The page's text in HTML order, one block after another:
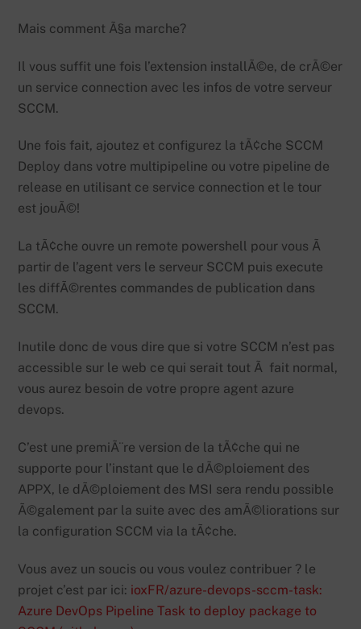
Mais comment Ã§a marche?
Il vous suffit une fois l’extension installÃ©e, de crÃ©er
un service connection avec les infos de votre serveur
SCCM.
Une fois fait, ajoutez et configurez la tÃ¢che SCCM
Deploy dans votre multipipeline ou votre pipeline de
release en utilisant ce service connection et le tour
est jouÃ©!
La tÃ¢che ouvre un remote powershell pour vous Ã
partir de l’agent vers le serveur SCCM puis execute
les diffÃ©rentes commandes de publication dans
SCCM.
Inutile donc de vous dire que si votre SCCM n’est pas
accessible sur le web ce qui serait tout Ã fait normal,
vous aurez besoin de votre propre agent azure
devops.
C’est une premiÃ¨re version de la tÃ¢che qui ne
supporte pour l’instant que le dÃ©ploiement des
APPX, le dÃ©ploiement des MSI sera rendu possible
Ã©galement par la suite avec des amÃ©liorations sur
la configuration SCCM via la tÃ¢che.
Vous avez un soucis ou vous voulez contribuer ? le
projet c’est par ici: ioxFR/azure-devops-sccm-task:
Azure DevOps Pipeline Task to deploy package to